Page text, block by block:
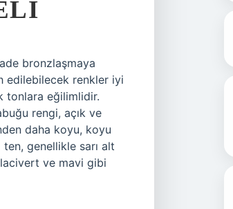
bronzlaşmaya
edilebilecek renkler iyi
tonlara eğilimlidir.
rengi, açık ve
daha koyu, koyu
genellikle sarı alt
ve mavi gibi